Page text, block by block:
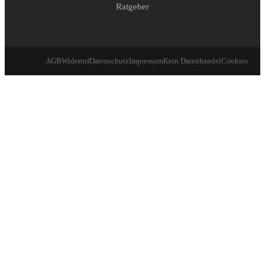
Ratgeber
AGBWiderrufDatenschutzImpressumKein DatenhandelCookies